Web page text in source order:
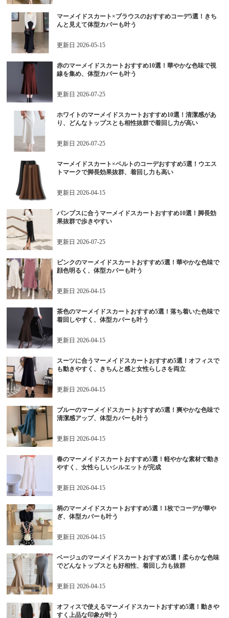
マーメイドスカート×ブラウスのおすすめコーデ5選！きち
んと見えて体型カバーも叶う
更新日2026-05-15
赤のマーメイドスカートおすすめ10選！華やかな色味で視
線を集め、体型カバーも叶う
更新日2026-07-25
ホワイトのマーメイドスカートおすすめ10選！清潔感があ
り、どんなトップスとも相性抜群で着回し力が高い
更新日2026-07-25
マーメイドスカート×ベルトのコーデおすすめ5選！ウエス
トマークで脚長効果抜群、着回し力も高い
更新日2026-04-15
パンプスに合うマーメイドスカートおすすめ10選！脚長効
果抜群で歩きやすい
更新日2026-07-25
ピンクのマーメイドスカートおすすめ5選！華やかな色味で
顔色明るく、体型カバーも叶う
更新日2026-04-15
茶色のマーメイドスカートおすすめ5選！落ち着いた色味で
着回しやすく、体型カバーも叶う
更新日2026-04-15
スーツに合うマーメイドスカートおすすめ5選！オフィスで
も動きやすく、きちんと感と女性らしさを両立
更新日2026-04-15
ブルーのマーメイドスカートおすすめ5選！爽やかな色味で
清潔感アップ、体型カバーも叶う
更新日2026-04-15
春のマーメイドスカートおすすめ5選！軽やかな素材で動き
やすく、女性らしいシルエットが完成
更新日2026-04-15
柄のマーメイドスカートおすすめ5選！1枚でコーデが華や
ぎ、体型カバーも叶う
更新日2026-04-15
ベージュのマーメイドスカートおすすめ5選！柔らかな色味
でどんなトップスとも好相性、着回し力も抜群
更新日2026-04-15
オフィスで使えるマーメイドスカートおすすめ5選！動きや
すく上品な印象が叶う